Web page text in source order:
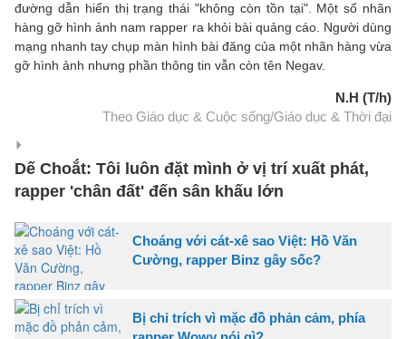
đường dẫn hiển thị trạng thái "không còn tồn tại". Một số nhãn
hàng gỡ hình ảnh nam rapper ra khỏi bài quảng cáo. Người dùng
mạng nhanh tay chụp màn hình bài đăng của một nhãn hàng vừa
gỡ hình ảnh nhưng phần thông tin vẫn còn tên Negav.
N.H (T/h)
Theo Giáo dục & Cuộc sống/Giáo dục & Thời đại
Dế Choắt: Tôi luôn đặt mình ở vị trí xuất phát,
rapper 'chân đất' đến sân khấu lớn
Choáng với cát-xê sao Việt: Hồ Văn
Cường, rapper Binz gây sốc?
Bị chỉ trích vì mặc đồ phản cảm, phía